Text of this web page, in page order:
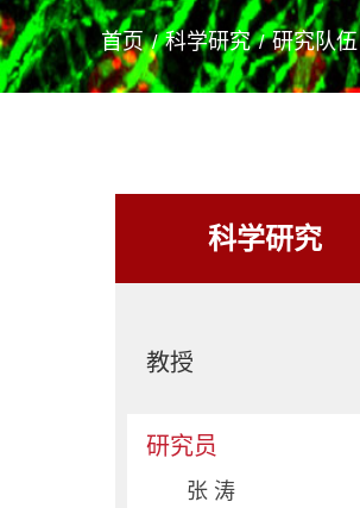
首页/科学研究/研究队伍
科学研究
教授
研究员
张 涛